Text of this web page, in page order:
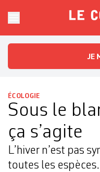
Le
JE
ÉCOLOGIE
Sous le
ça s’agite
L’hiver n’est pas
toutes les